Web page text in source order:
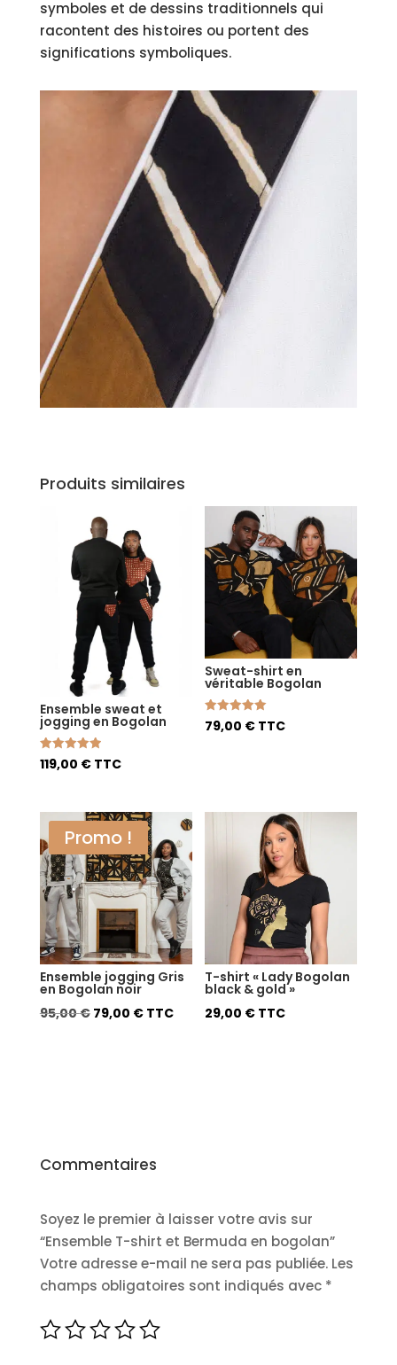
symboles et de dessins traditionnels qui
racontent des histoires ou portent des
significations symboliques.
Produits similaires
Ensemble sweat et
jogging en Bogolan
Note
5.00
119,00 € TTC
Sweat-shirt en
véritable Bogolan
Note
5.00
79,00 € TTC
Promo !
Ensemble jogging Gris
en Bogolan noir
95,00€ Le
79,00 €Le
TTC
T-shirt « Lady Bogolan
black & gold »
29,00 € TTC
Commentaires
Soyez le premier à laisser votre avis sur
“Ensemble T-shirt et Bermuda en bogolan”
Votre adresse e-mail ne sera pas publiée. Les
champs obligatoires sont indiqués avec *